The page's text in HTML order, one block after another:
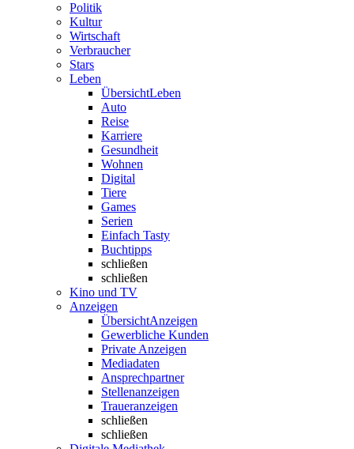
Politik
Kultur
Wirtschaft
Verbraucher
Stars
Leben
ÜbersichtLeben
Auto
Reise
Karriere
Gesundheit
Wohnen
Digital
Tiere
Games
Serien
Einfach Tasty
Buchtipps
schließen
schließen
Kino und TV
Anzeigen
ÜbersichtAnzeigen
Gewerbliche Kunden
Private Anzeigen
Mediadaten
Ansprechpartner
Stellenanzeigen
Traueranzeigen
schließen
schließen